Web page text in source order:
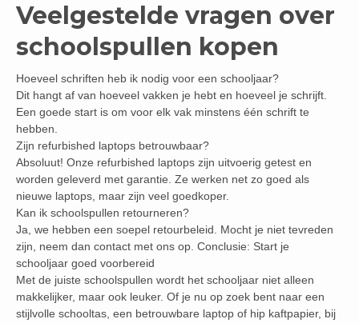
Veelgestelde vragen over
schoolspullen kopen
Hoeveel schriften heb ik nodig voor een schooljaar?
Dit hangt af van hoeveel vakken je hebt en hoeveel je schrijft.
Een goede start is om voor elk vak minstens één schrift te
hebben.
Zijn refurbished laptops betrouwbaar?
Absoluut! Onze refurbished laptops zijn uitvoerig getest en
worden geleverd met garantie. Ze werken net zo goed als
nieuwe laptops, maar zijn veel goedkoper.
Kan ik schoolspullen retourneren?
Ja, we hebben een soepel retourbeleid. Mocht je niet tevreden
zijn, neem dan contact met ons op. Conclusie: Start je
schooljaar goed voorbereid
Met de juiste schoolspullen wordt het schooljaar niet alleen
makkelijker, maar ook leuker. Of je nu op zoek bent naar een
stijlvolle schooltas, een betrouwbare laptop of hip kaftpapier, bij